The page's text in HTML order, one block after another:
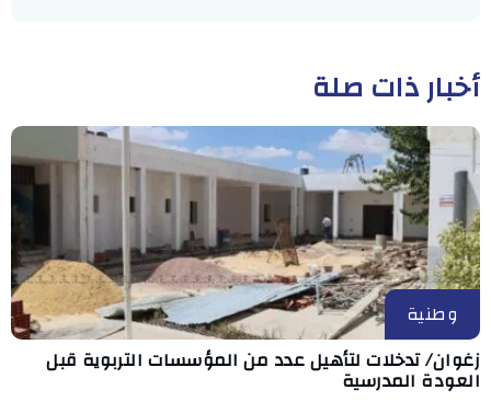
أخبار ذات صلة
وطنية
زغوان/ تدخلات لتأهيل عدد من المؤسسات التربوية قبل
العودة المدرسية